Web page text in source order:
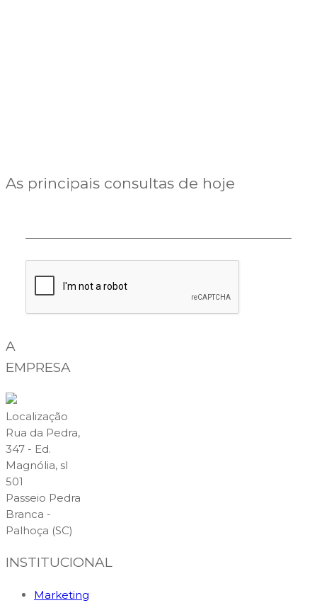
As principais consultas de hoje
A
EMPRESA
Localização
Rua da Pedra,
347 - Ed.
Magnólia, sl
501
Passeio Pedra
Branca -
Palhoça (SC)
INSTITUCIONAL
Marketing